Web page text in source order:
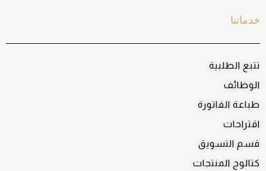
خدماتنا
تتبع الطلبية
الوظائف
طباعة الفاتورة
اقتراحات
قسم التسويق
كتالوج المنتجات